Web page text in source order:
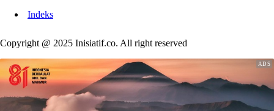
Indeks
Copyright @ 2025 Inisiatif.co. All right reserved